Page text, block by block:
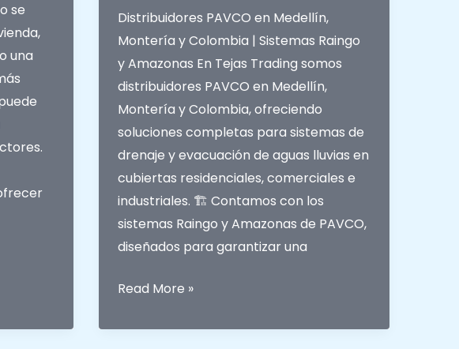
se
una
Distribuidores PAVCO en Medellín,
Montería y Colombia | Sistemas Raingo
y Amazonas En Tejas Trading somos
distribuidores PAVCO en Medellín,
Montería y Colombia, ofreciendo
soluciones completas para sistemas de
drenaje y evacuación de aguas lluvias en
cubiertas residenciales, comerciales e
industriales. 🏗️ Contamos con los
sistemas Raingo y Amazonas de PAVCO,
diseñados para garantizar una
Distribuidores
en
Read More »